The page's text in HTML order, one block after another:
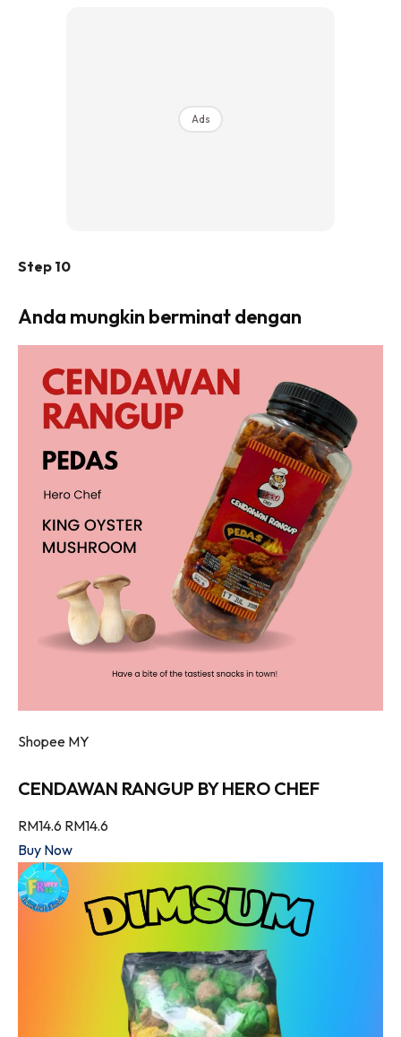
Ads
Step 10
Anda mungkin berminat dengan
Shopee MY
CENDAWAN RANGUP BY HERO CHEF
RM14.6 RM14.6
Buy Now